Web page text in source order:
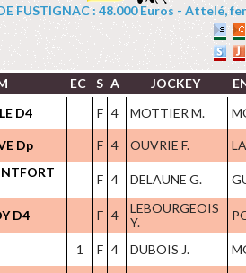
FUSTIGNAC : 48.000 Euros - Attelé,
EC S A JOCKEY
D4 F 4 MOTTIER M.
Dp F 4 OUVRIE F.
F 4 DELAUNE G.
D4 F 4
LEBOURGEOIS
Y.
1 F 4 DUBOIS J.